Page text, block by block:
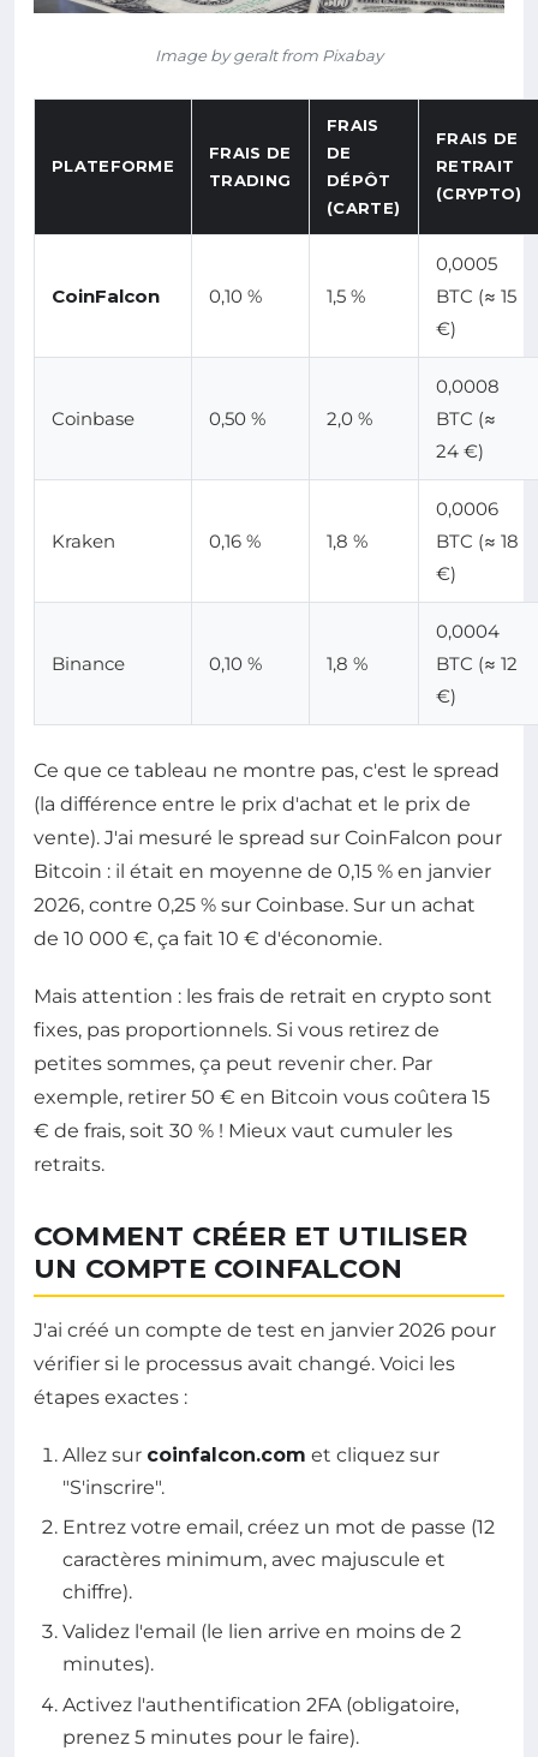
Image by geralt from Pixabay
PLATEFORME
FRAIS DE
TRADING
FRAIS
DE
DÉPÔT
(CARTE)
FRAIS DE
RETRAIT
(CRYPTO)
CoinFalcon 0,10 % 1,5 %
0,0005
BTC (≈ 15
€)
Coinbase 0,50 % 2,0 %
0,0008
BTC (≈
24 €)
Kraken 0,16 % 1,8 %
0,0006
BTC (≈ 18
€)
Binance 0,10 % 1,8 %
0,0004
BTC (≈ 12
€)
Ce que ce tableau ne montre pas, c'est le spread
(la différence entre le prix d'achat et le prix de
vente). J'ai mesuré le spread sur CoinFalcon pour
Bitcoin : il était en moyenne de 0,15 % en janvier
2026, contre 0,25 % sur Coinbase. Sur un achat
de 10 000 €, ça fait 10 € d'économie.
Mais attention : les frais de retrait en crypto sont
fixes, pas proportionnels. Si vous retirez de
petites sommes, ça peut revenir cher. Par
exemple, retirer 50 € en Bitcoin vous coûtera 15
€ de frais, soit 30 % ! Mieux vaut cumuler les
retraits.
COMMENT CRÉER ET UTILISER
UN COMPTE COINFALCON
J'ai créé un compte de test en janvier 2026 pour
vérifier si le processus avait changé. Voici les
étapes exactes :
Allez sur coinfalcon.com et cliquez sur
"S'inscrire".
Entrez votre email, créez un mot de passe (12
caractères minimum, avec majuscule et
chiffre).
Validez l'email (le lien arrive en moins de 2
minutes).
Activez l'authentification 2FA (obligatoire,
prenez 5 minutes pour le faire).